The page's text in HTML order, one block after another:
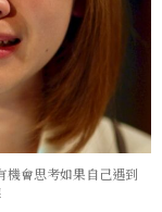
機會思考如果自己遇到